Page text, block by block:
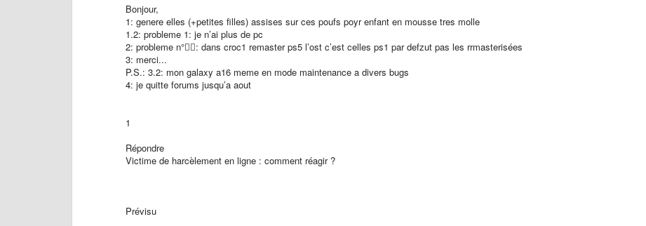
Bonjour,
1: genere elles (+petites filles) assises sur ces poufs poyr enfant en mousse tres molle
1.2: probleme 1: je n’ai plus de pc
2: probleme n°❤️‍🔥: dans croc1 remaster ps5 l’ost c’est celles ps1 par defzut pas les rrmasterisées
3: merci...
P.S.: 3.2: mon galaxy a16 meme en mode maintenance a divers bugs
4: je quitte forums jusqu’a aout
1
Répondre
Victime de harcèlement en ligne : comment réagir ?
Prévisu